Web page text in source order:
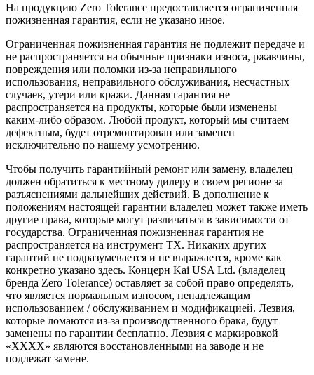
На продукцию Zero Tolerance предоставляется ограниченная
пожизненная гарантия, если не указано иное.
Ограниченная пожизненная гарантия не подлежит передаче и
не распространяется на обычные признаки износа, ржавчины,
повреждения или поломки из-за неправильного
использования, неправильного обслуживания, несчастных
случаев, утери или кражи. Данная гарантия не
распространяется на продукты, которые были изменены
каким-либо образом. Любой продукт, который мы считаем
дефектным, будет отремонтирован или заменен
исключительно по нашему усмотрению.
Чтобы получить гарантийный ремонт или замену, владелец
должен обратиться к местному дилеру в своем регионе за
разъяснениями дальнейших действий. В дополнение к
положениям настоящей гарантии владелец может также иметь
другие права, которые могут различаться в зависимости от
государства. Ограниченная пожизненная гарантия не
распространяется на инструмент TX. Никаких других
гарантий не подразумевается и не выражается, кроме как
конкретно указано здесь. Концерн Kai USA Ltd. (владелец
бренда Zero Tolerance) оставляет за собой право определять,
что является нормальным износом, ненадлежащим
использованием / обслуживанием и модификацией. Лезвия,
которые ломаются из-за производственного брака, будут
заменены по гарантии бесплатно. Лезвия с маркировкой
«XXXX» являются восстановленными на заводе и не
подлежат замене.